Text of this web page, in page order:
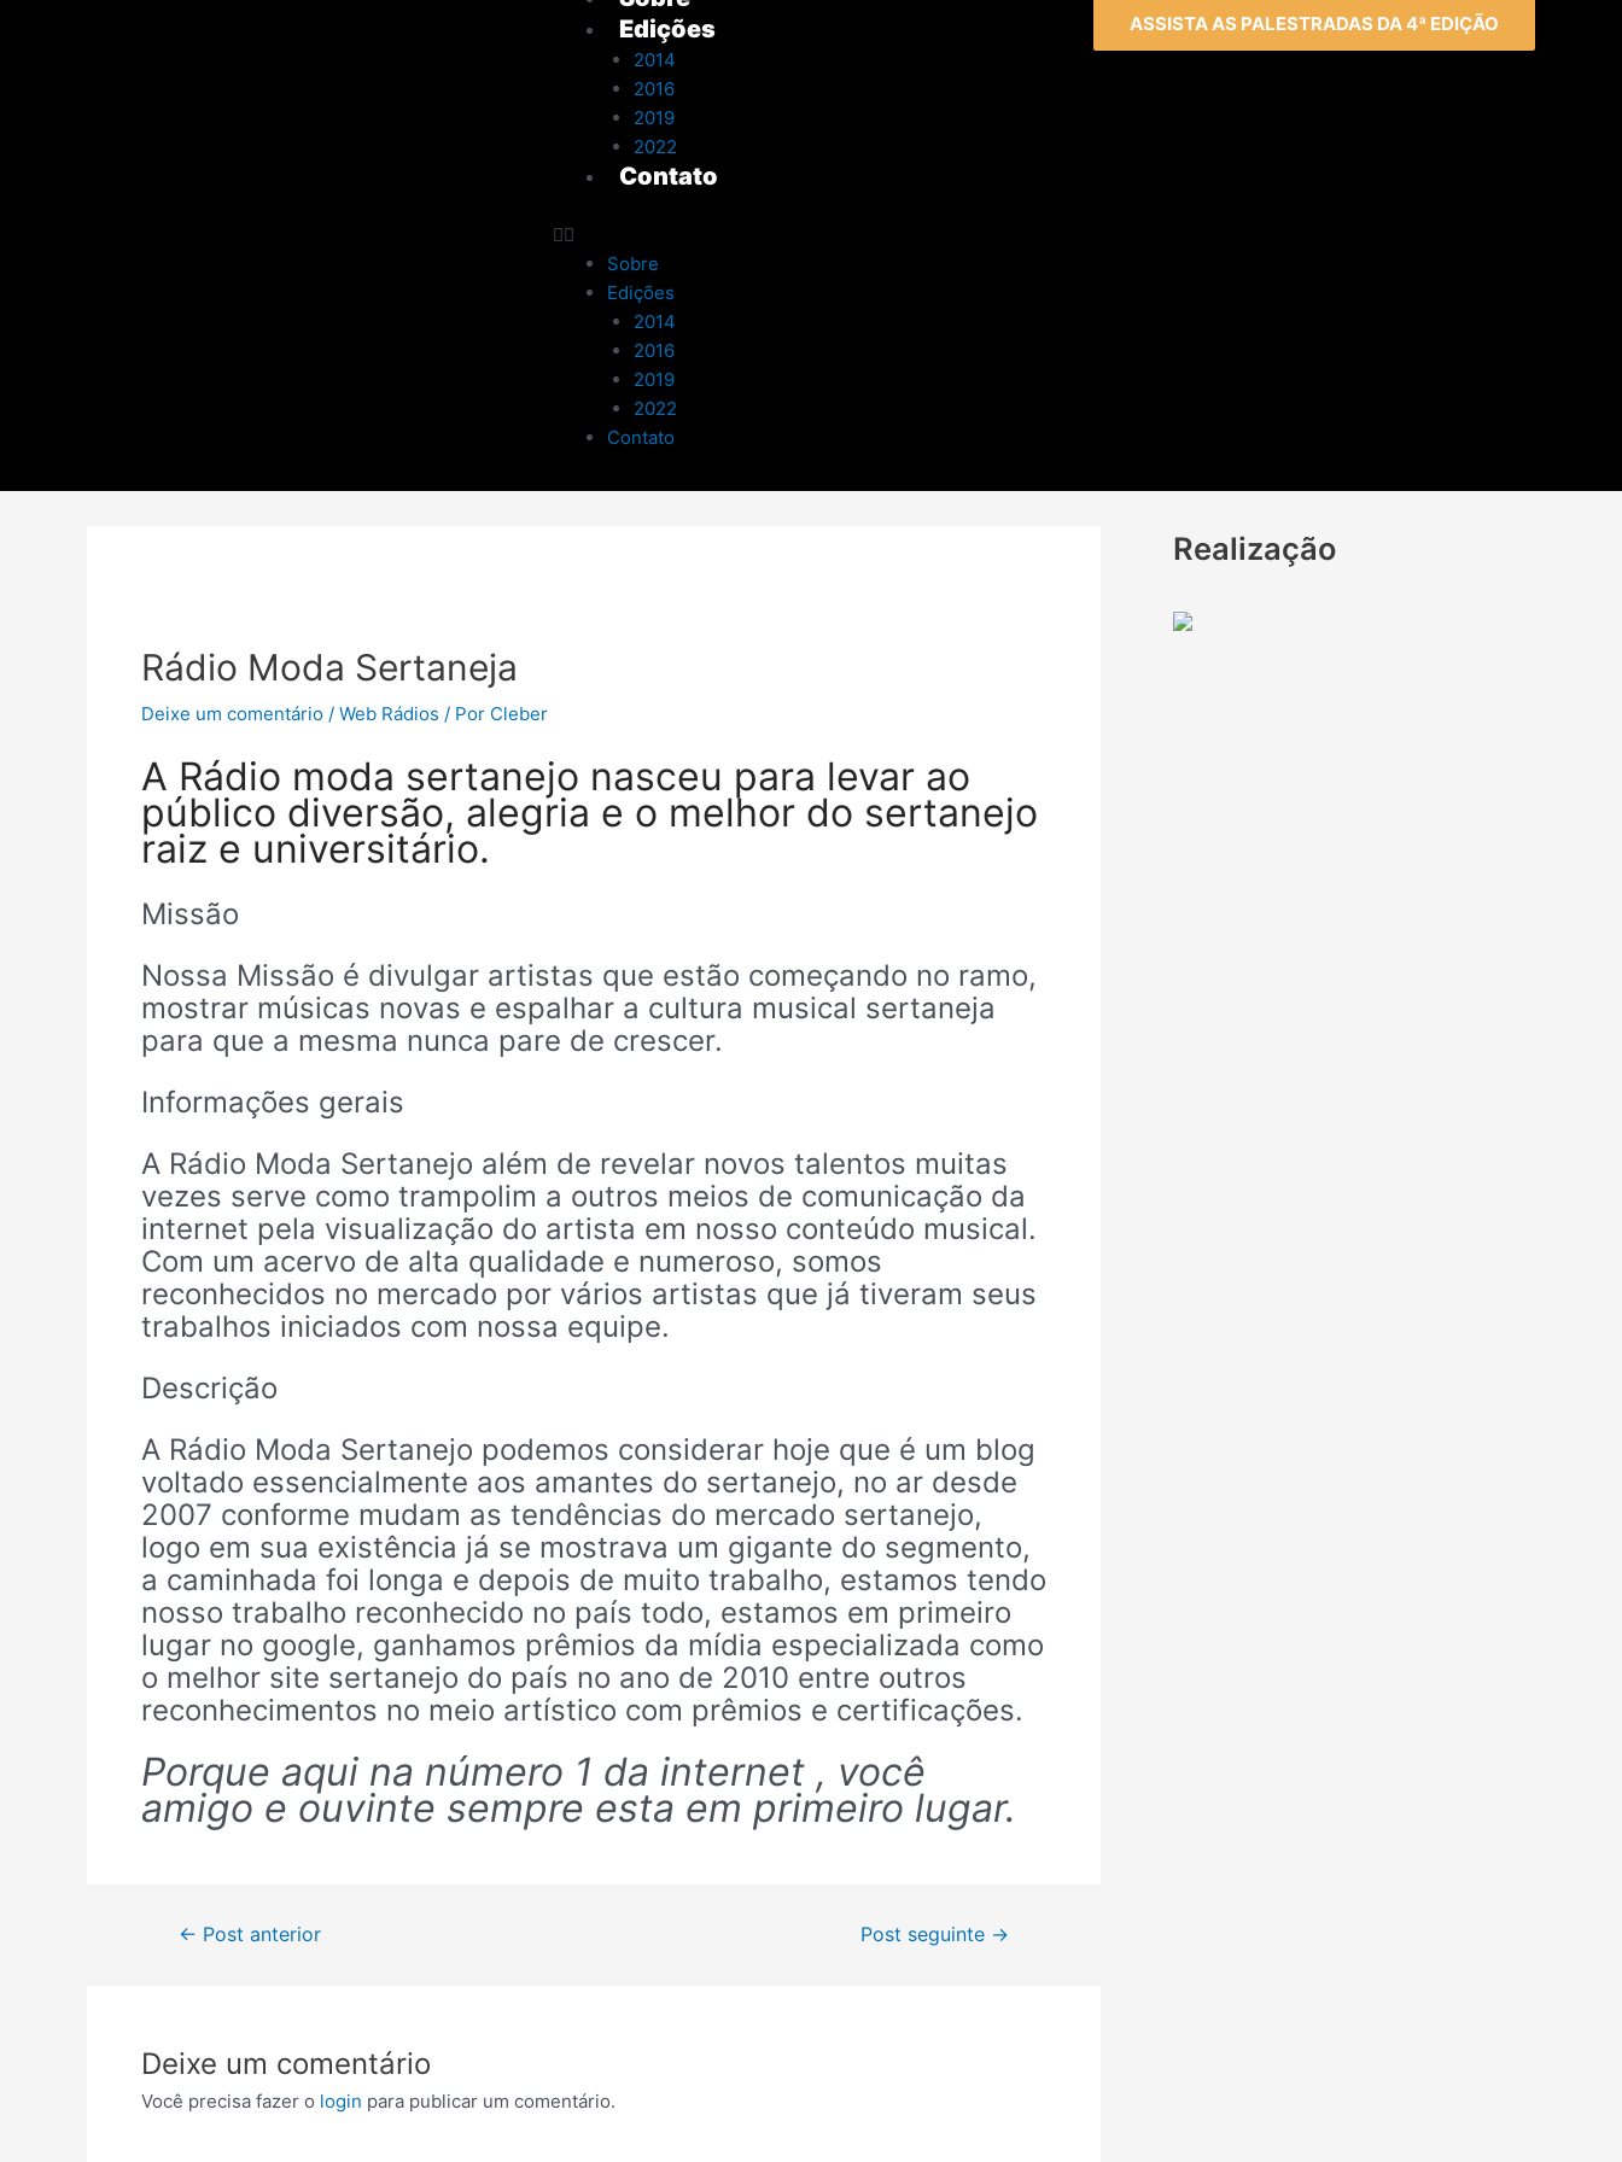
Edições
2014
2016
2019
2022
Contato
Sobre
Edições
2014
2016
2019
2022
Contato
ASSISTA AS PALESTRADAS DA 4ª EDIÇÃO
Rádio Moda Sertaneja
Deixe um comentário / Web Rádios / Por Cleber
A Rádio moda sertanejo nasceu para levar ao
público diversão, alegria e o melhor do sertanejo
raiz e universitário.
Missão
Nossa Missão é divulgar artistas que estão começando no ramo,
mostrar músicas novas e espalhar a cultura musical sertaneja
para que a mesma nunca pare de crescer.
Informações gerais
A Rádio Moda Sertanejo além de revelar novos talentos muitas
vezes serve como trampolim a outros meios de comunicação da
internet pela visualização do artista em nosso conteúdo musical.
Com um acervo de alta qualidade e numeroso, somos
reconhecidos no mercado por vários artistas que já tiveram seus
trabalhos iniciados com nossa equipe.
Descrição
A Rádio Moda Sertanejo podemos considerar hoje que é um blog
voltado essencialmente aos amantes do sertanejo, no ar desde
2007 conforme mudam as tendências do mercado sertanejo,
logo em sua existência já se mostrava um gigante do segmento,
a caminhada foi longa e depois de muito trabalho, estamos tendo
nosso trabalho reconhecido no país todo, estamos em primeiro
lugar no google, ganhamos prêmios da mídia especializada como
o melhor site sertanejo do país no ano de 2010 entre outros
reconhecimentos no meio artístico com prêmios e certificações.
Porque aqui na número 1 da internet , você
amigo e ouvinte sempre esta em primeiro lugar.
← Post anterior Post seguinte →
Deixe um comentário
Você precisa fazer o login para publicar um comentário.
Realização